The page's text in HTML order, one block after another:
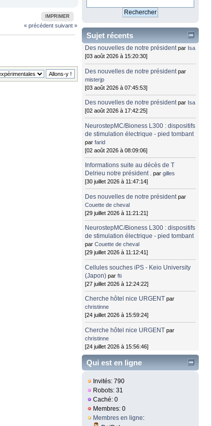
IMPRIMER
« précédent suivant »
Sujet récents
Des nouvelles de notre président par Isa
[03 août 2026 à 15:20:30]
Des nouvelles de notre président par
misterjp
[03 août 2026 à 07:45:53]
Des nouvelles de notre président par Isa
[02 août 2026 à 17:42:25]
NeurostepMC/Bioness L300 : dispositifs
de stimulation électrique - pied tombant
parfarid
[02 août 2026 à 08:09:06]
Informations suite au décès de T
Delrieu notre président . pargilles
[30 juillet 2026 à 11:47:14]
Des nouvelles de notre président par
Couette de cheval
[29 juillet 2026 à 11:21:21]
NeurostepMC/Bioness L300 : dispositifs
de stimulation électrique - pied tombant
parCouette de cheval
[29 juillet 2026 à 11:12:41]
Cellules souches iPS - Keio University
(Japon) parfti
[27 juillet 2026 à 12:24:22]
Cherche hôtel nice URGENT par
christinne
[24 juillet 2026 à 15:59:24]
Cherche hôtel nice URGENT par
christinne
[24 juillet 2026 à 15:56:46]
Qui est en ligne
Invités: 790
Robots: 31
Caché: 0
Membres: 0
Membres en ligne: